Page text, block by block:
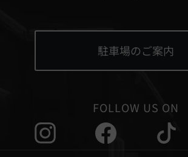
駐車場のご案内
FOLLOW US ON